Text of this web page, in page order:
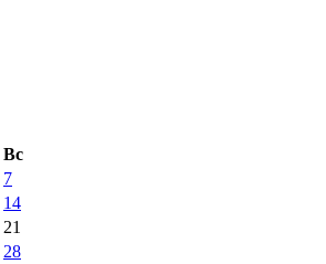
Вс
7
14
21
28